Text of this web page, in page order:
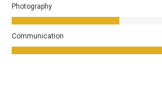
Photography
Communication